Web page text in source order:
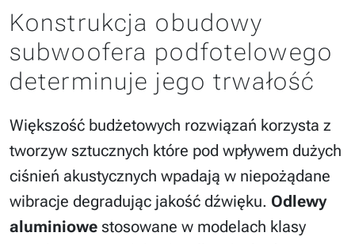
Konstrukcja obudowy
subwoofera podfotelowego
determinuje jego trwałość
Większość budżetowych rozwiązań korzysta z
tworzyw sztucznych które pod wpływem dużych
ciśnień akustycznych wpadają w niepożądane
wibracje degradując jakość dźwięku. Odlewy
aluminiowe stosowane w modelach klasy